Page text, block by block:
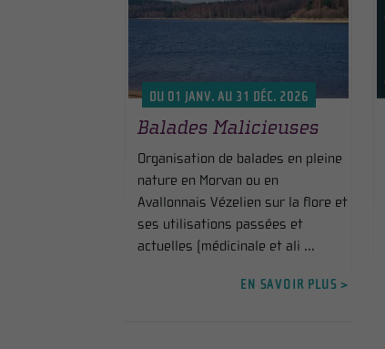
DU 01 JANV. AU 31 DÉC. 2026
Balades Malicieuses
Organisation de balades en pleine
nature en Morvan ou en
Avallonnais Vézelien sur la flore et
ses utilisations passées et
actuelles (médicinale et ali ...
EN SAVOIR PLUS >